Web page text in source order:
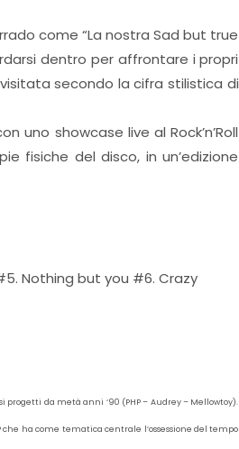
come “La nostra Sad but true
dentro per affrontare i propri
secondo la cifra stilistica di
showcase live al Rock’n’Roll
fisiche del disco, in un’edizione
Nothing but you #6. Crazy
da metà anni ‘90 (PHP – Audrey – Mellowtoy).
ha come tematica centrale l’ossessione del tempo